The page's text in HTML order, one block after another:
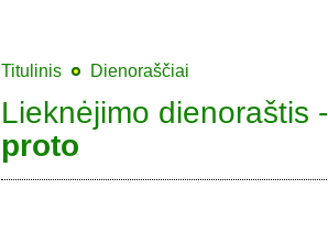
Titulinis Dienoraščiai
Lieknėjimo dienoraštis -
proto